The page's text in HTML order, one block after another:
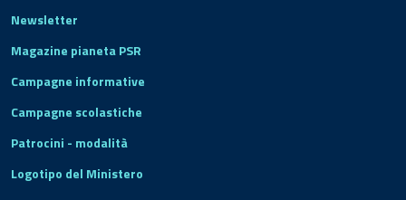
Newsletter
Magazine pianeta PSR
Campagne informative
Campagne scolastiche
Patrocini - modalità
Logotipo del Ministero